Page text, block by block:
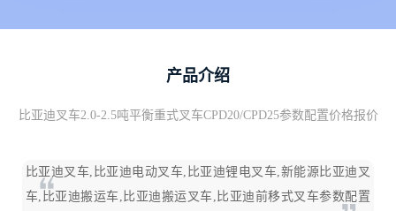
产品介绍
比亚迪叉车2.0-2.5吨平衡重式叉车CPD20/CPD25参数配置价格报价
比亚迪叉车,比亚迪电动叉车,比亚迪锂电叉车,新能源比亚迪叉
车,比亚迪搬运车,比亚迪搬运叉车,比亚迪前移式叉车参数配置